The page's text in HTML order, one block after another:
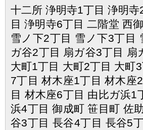
十二所 浄明寺1丁目 浄明
目 浄明寺6丁目 二階堂 西
雪ノ下2丁目 雪ノ下3丁目
ガ谷2丁目 扇ガ谷3丁目 扇
大町1丁目 大町2丁目 大町
7丁目 材木座1丁目 材木座
目 材木座6丁目 由比ガ浜
浜4丁目 御成町 笹目町 佐
谷3丁目 長谷4丁目 長谷5